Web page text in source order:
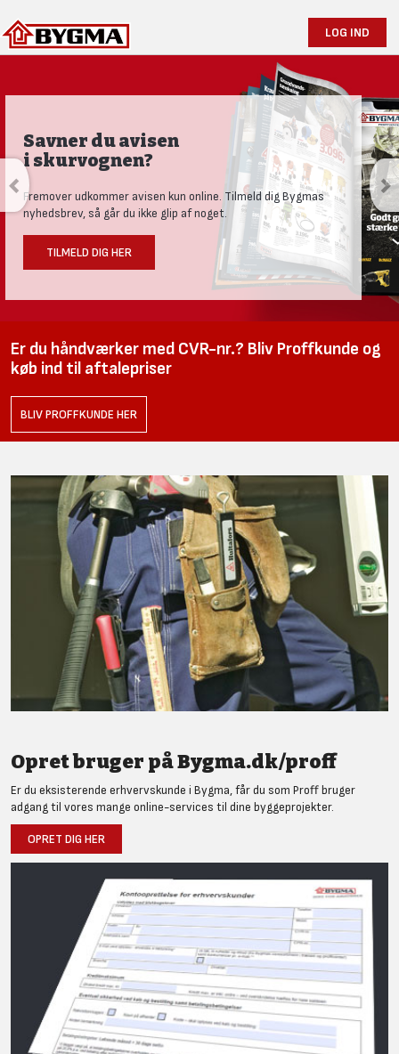
LOG IND
Produktnyheder og tests
Se vores nye univers med aktuelle nyheder til den nysgerrige
håndværker.
Er du håndværker med CVR-nr.? Bliv Proffkunde og
køb ind til aftalepriser
BLIV PROFFKUNDE HER
Opret bruger på Bygma.dk/proff
Er du eksisterende erhvervskunde i Bygma, får du som Proff bruger
adgang til vores mange online-services til dine byggeprojekter.
OPRET DIG HER